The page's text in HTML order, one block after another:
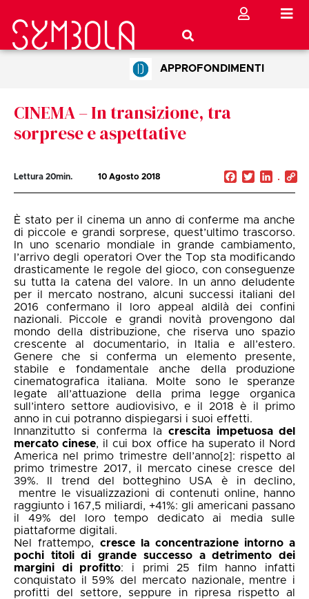
APPROFONDIMENTI
CINEMA – In transizione, tra
sorprese e aspettative
Lettura 20min. 10 Agosto 2018 Facebook
Twitter
È stato per il cinema un anno di conferme ma anche
di piccole e grandi sorprese, quest’ultimo trascorso.
In uno scenario mondiale in grande cambiamento,
l’arrivo degli operatori Over the Top sta modificando
drasticamente le regole del gioco, con conseguenze
su tutta la catena del valore. In un anno deludente
per il mercato nostrano, alcuni successi italiani del
2016 confermano il loro appeal aldilà dei confini
nazionali. Piccole e grandi novità provengono dal
mondo della distribuzione, che riserva uno spazio
crescente al documentario, in Italia e all’estero.
Genere che si conferma un elemento presente,
stabile e fondamentale anche della produzione
cinematografica italiana. Molte sono le speranze
legate all’attuazione della prima legge organica
sull’intero settore audiovisivo, e il 2018 è il primo
anno in cui potranno dispiegarsi i suoi effetti.
Innanzitutto si conferma lacrescita impetuosa del
mercato cinese, il cui box office ha superato il Nord
America nel primo trimestre dell’anno[2] : rispetto al
primo trimestre 2017, il mercato cinese cresce del
39%. Il trend del botteghino USA è in declino,
mentre le visualizzazioni di contenuti online, hanno
raggiunto i 167,5 miliardi, +41%: gli americani passano
il 49% del loro tempo dedicato ai media sulle
piattaforme digitali.
Nel frattempo, cresce la concentrazione intorno a
pochi titoli di grande successo a detrimento dei
margini di profitto: i primi 25 film hanno infatti
conquistato il 59% del mercato nazionale, mentre i
profitti del settore, seppure in ripresa rispetto al